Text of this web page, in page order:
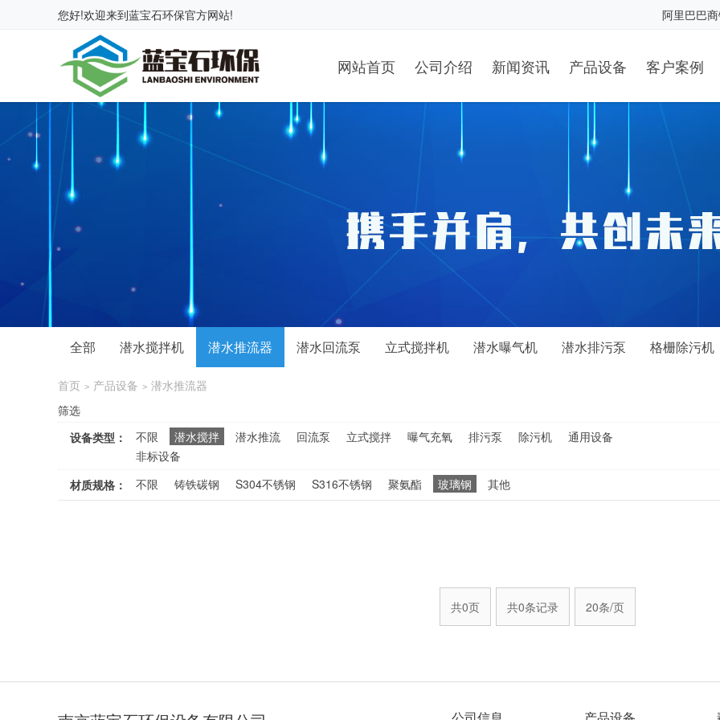
阿里巴巴
您好!欢迎来到蓝宝石环保官方网站!
网站首页 公司介绍 新闻资讯 产品设备 客户案例
全部 潜水搅拌机 潜水推流器 潜水回流泵 立式搅拌机 潜水曝气机 潜水排污泵 格栅除污机
首页 > 产品设备 > 潜水推流器
筛选
设备类型：
不限 潜水搅拌 潜水推流 回流泵 立式搅拌 曝气充氧 排污泵 除污机
通用设备
非标设备
材质规格：
不限 铸铁碳钢 S304不锈钢 S316不锈钢 聚氨酯 玻璃钢 其他
共0页 共0条记录 20条/页